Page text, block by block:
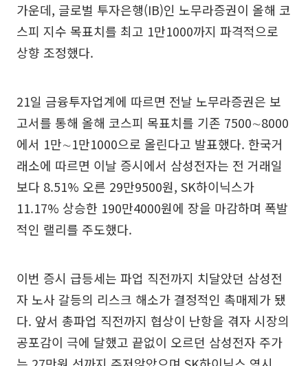
가운데, 글로벌 투자은행(IB)인 노무라증권이 올해 코
스피 지수 목표치를 최고 1만1000까지 파격적으로
상향 조정했다.
21일 금융투자업계에 따르면 전날 노무라증권은 보
고서를 통해 올해 코스피 목표치를 기존 7500∼8000
에서 1만∼1만1000으로 올린다고 발표했다. 한국거
래소에 따르면 이날 증시에서 삼성전자는 전 거래일
보다 8.51% 오른 29만9500원, SK하이닉스가
11.17% 상승한 190만4000원에 장을 마감하며 폭발
적인 랠리를 주도했다.
이번 증시 급등세는 파업 직전까지 치달았던 삼성전
자 노사 갈등의 리스크 해소가 결정적인 촉매제가 됐
다. 앞서 총파업 직전까지 협상이 난항을 겪자 시장의
공포감이 극에 달했고 끝없이 오르던 삼성전자 주가